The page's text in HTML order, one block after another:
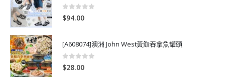
0 out of 5
$94.00
[A608074]澳洲 John West黃鮨吞拿魚罐頭
0
$28.00